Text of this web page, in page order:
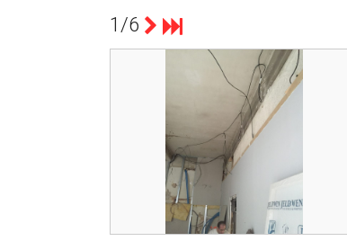
1/6
count(page_images)1